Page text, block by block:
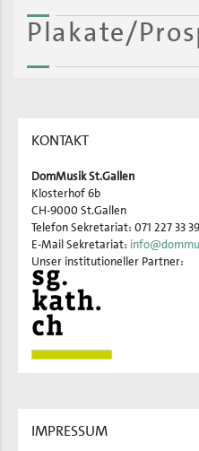
Plakate/
KONTAKT
DomMusik St.Gallen
Klosterhof 6b
CH-9000 St.Gallen
Telefon Sekretariat: 071 227 33 39
E-Mail Sekretariat:
Unser institutioneller Partner:
IMPRESSUM